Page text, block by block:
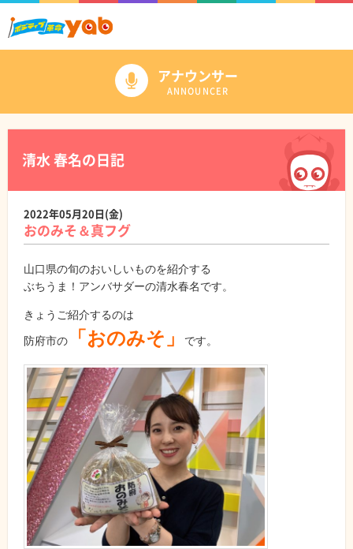
アナウンサー
ANNOUNCER
清水 春名の日記
2022年05月20日(金)
おのみそ＆真フグ
山口県の旬のおいしいものを紹介する
ぶちうま！アンバサダーの清水春名です。
きょうご紹介するのは
防府市の
「おのみそ」 です。